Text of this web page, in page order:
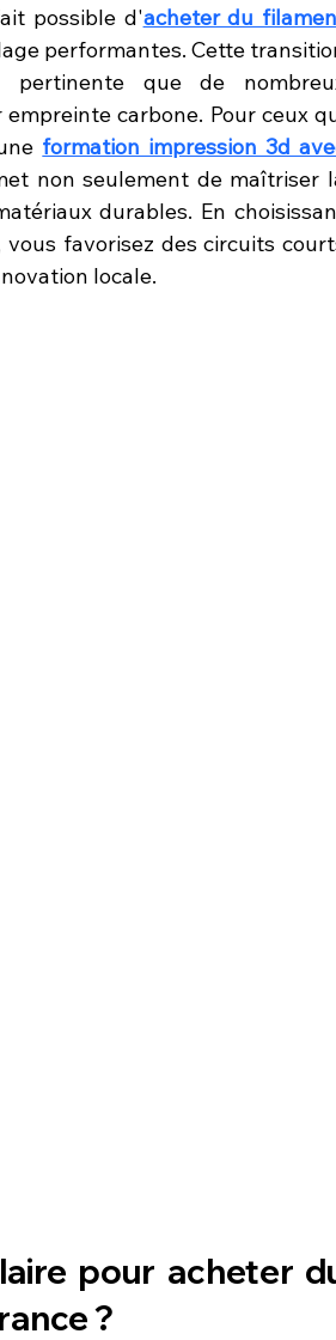
possible d'acheter du
performantes. Cette
que de
carbone. Pour ceux
formation impression 3d
non seulement de maîtriser
durables. En
vous favorisez des circuits
locale.
pour acheter
?